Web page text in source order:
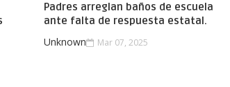
Padres arreglan baños de escuela
ante falta de respuesta estatal.
Unknown Mar 07, 2025